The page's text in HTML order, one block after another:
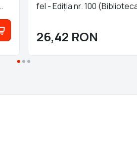
fel - Ediția nr. 100
26,42 RON